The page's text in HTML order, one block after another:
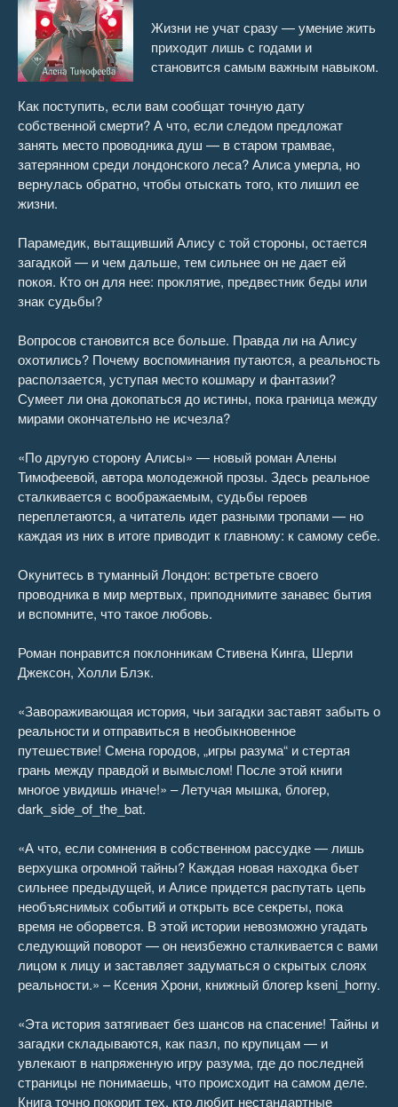
04:34
По другую сторону Алисы 18
13:22
По другую сторону Алисы 19
По другую сторону Алисы 20
По другую сторону Алисы 21
14:50
По другую сторону Алисы 22
07:50
По другую сторону Алисы 24
По другую сторону Алисы 25
05:27
По другую сторону Алисы 26
По другую сторону Алисы 27
По другую сторону Алисы 28
По другую сторону Алисы 29
По другую сторону Алисы 30
27:52
По другую сторону Алисы 31
По другую сторону Алисы 32
По другую сторону Алисы 33
29:16
По другую сторону Алисы 34
По другую сторону Алисы 36
11:28
По другую сторону Алисы 37
По другую сторону Алисы 38
15:25
По другую сторону Алисы 39
09:51
По другую сторону Алисы 40
11:09
По другую сторону Алисы 41
12:48
По другую сторону Алисы 42
По другую сторону Алисы 44
11:46
По другую сторону Алисы 45
Жизни не учат сразу — умение жить
приходит лишь с годами и
становится самым важным навыком.
Как поступить, если вам сообщат точную дату
собственной смерти? А что, если следом предложат
занять место проводника душ — в старом трамвае,
затерянном среди лондонского леса? Алиса умерла, но
вернулась обратно, чтобы отыскать того, кто лишил ее
жизни.
Парамедик, вытащивший Алису с той стороны, остается
загадкой — и чем дальше, тем сильнее он не дает ей
покоя. Кто он для нее: проклятие, предвестник беды или
знак судьбы?
Вопросов становится все больше. Правда ли на Алису
охотились? Почему воспоминания путаются, а реальность
расползается, уступая место кошмару и фантазии?
Сумеет ли она докопаться до истины, пока граница между
мирами окончательно не исчезла?
«По другую сторону Алисы» — новый роман Алены
Тимофеевой, автора молодежной прозы. Здесь реальное
сталкивается с воображаемым, судьбы героев
переплетаются, а читатель идет разными тропами — но
каждая из них в итоге приводит к главному: к самому себе.
Окунитесь в туманный Лондон: встретьте своего
проводника в мир мертвых, приподнимите занавес бытия
и вспомните, что такое любовь.
Роман понравится поклонникам Стивена Кинга, Шерли
Джексон, Холли Блэк.
«Завораживающая история, чьи загадки заставят забыть о
реальности и отправиться в необыкновенное
путешествие! Смена городов, „игры разума“ и стертая
грань между правдой и вымыслом! После этой книги
многое увидишь иначе!» – Летучая мышка, блогер,
dark_side_of_the_bat.
«А что, если сомнения в собственном рассудке — лишь
верхушка огромной тайны? Каждая новая находка бьет
сильнее предыдущей, и Алисе придется распутать цепь
необъяснимых событий и открыть все секреты, пока
время не оборвется. В этой истории невозможно угадать
следующий поворот — он неизбежно сталкивается с вами
лицом к лицу и заставляет задуматься о скрытых слоях
реальности.» – Ксения Хрони, книжный блогер kseni_horny.
«Эта история затягивает без шансов на спасение! Тайны и
загадки складываются, как пазл, по крупицам — и
увлекают в напряженную игру разума, где до последней
страницы не понимаешь, что происходит на самом деле.
Книга точно покорит тех, кто любит нестандартные